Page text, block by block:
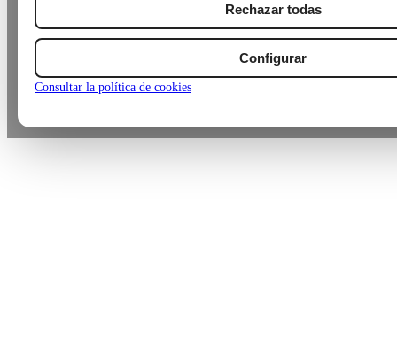
Rechazar todas
Configurar
Consultar la política de cookies